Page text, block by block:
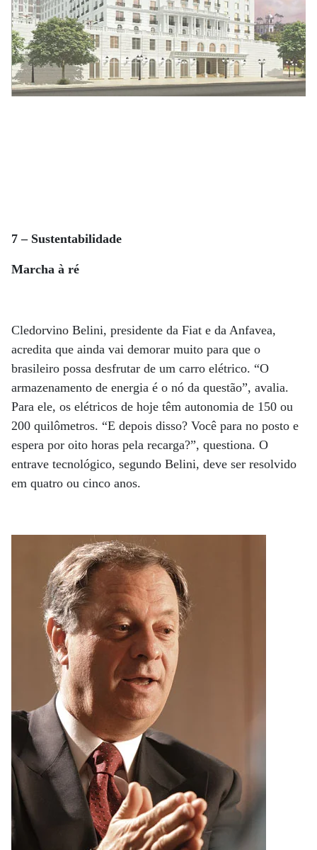
7 – Sustentabilidade
Marcha à ré
Cledorvino Belini, presidente da Fiat e da Anfavea,
acredita que ainda vai demorar muito para que o
brasileiro possa desfrutar de um carro elétrico. “O
armazenamento de energia é o nó da questão”, avalia.
Para ele, os elétricos de hoje têm autonomia de 150 ou
200 quilômetros. “E depois disso? Você para no posto e
espera por oito horas pela recarga?”, questiona. O
entrave tecnológico, segundo Belini, deve ser resolvido
em quatro ou cinco anos.